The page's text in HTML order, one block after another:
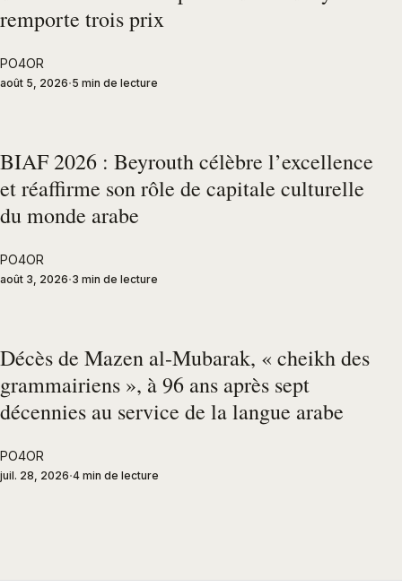
remporte trois prix
PO4OR
août 5, 2026 5 min de lecture
BIAF 2026 : Beyrouth célèbre l’excellence
et réaffirme son rôle de capitale culturelle
du monde arabe
PO4OR
août 3, 2026 3 min de lecture
Décès de Mazen al-Mubarak, « cheikh des
grammairiens », à 96 ans après sept
décennies au service de la langue arabe
PO4OR
juil. 28, 2026 4 min de lecture